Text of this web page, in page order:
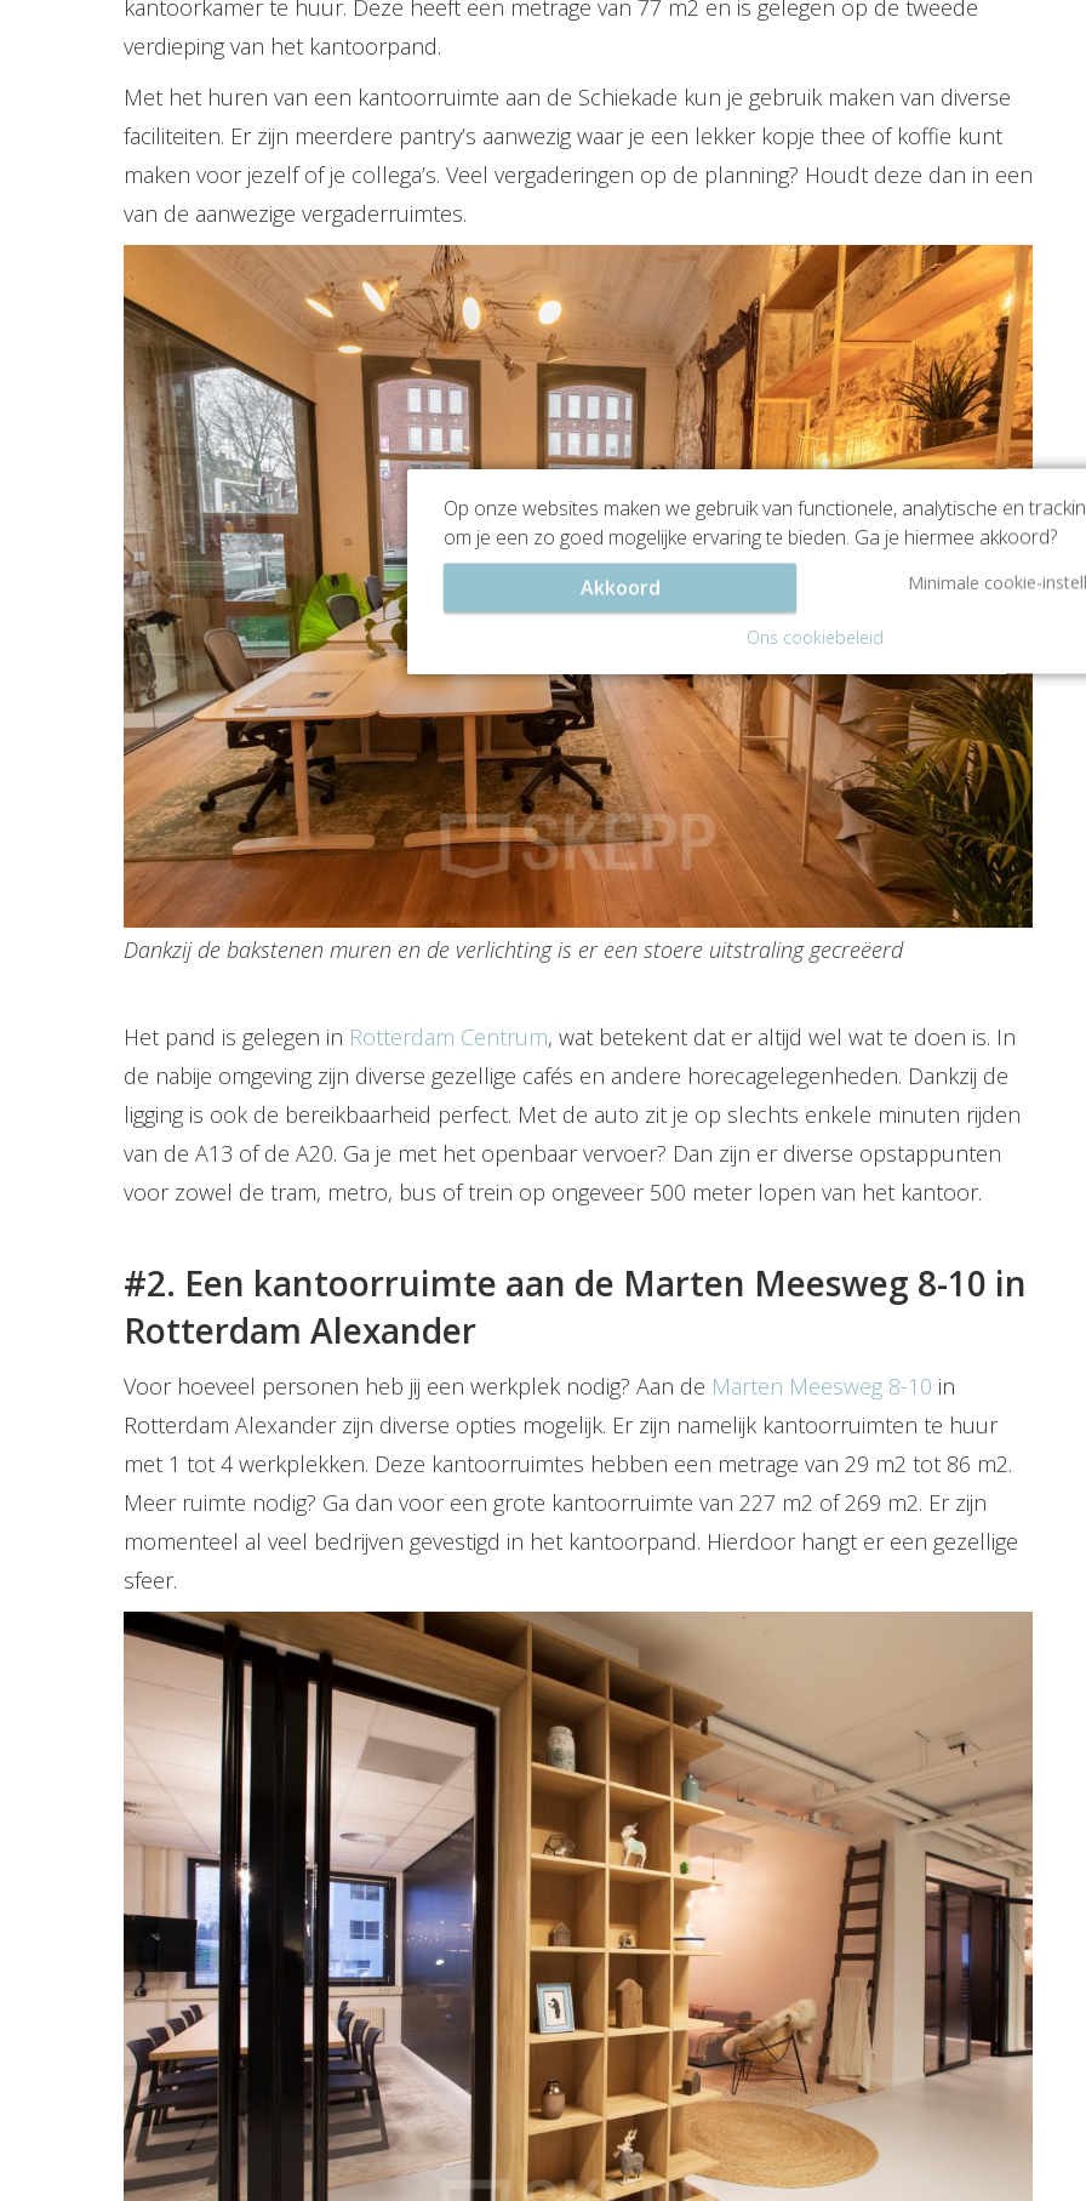
kantoorkamer te huur. Deze heeft een metrage van 77 m2 en is gelegen op de tweede
verdieping van het kantoorpand.
Met het huren van een kantoorruimte aan de Schiekade kun je gebruik maken van diverse
faciliteiten. Er zijn meerdere pantry’s aanwezig waar je een lekker kopje thee of koffie kunt
maken voor jezelf of je collega’s. Veel vergaderingen op de planning? Houdt deze dan in een
van de aanwezige vergaderruimtes.
Dankzij de bakstenen muren en de verlichting is er een stoere uitstraling gecreëerd
Het pand is gelegen in Rotterdam Centrum, wat betekent dat er altijd wel wat te doen is. In
de nabije omgeving zijn diverse gezellige cafés en andere horecagelegenheden. Dankzij de
ligging is ook de bereikbaarheid perfect. Met de auto zit je op slechts enkele minuten rijden
van de A13 of de A20. Ga je met het openbaar vervoer? Dan zijn er diverse opstappunten
voor zowel de tram, metro, bus of trein op ongeveer 500 meter lopen van het kantoor.
#2. Een kantoorruimte aan de Marten Meesweg 8-10 in
Rotterdam Alexander
Voor hoeveel personen heb jij een werkplek nodig? Aan de Marten Meesweg 8-10 in
Rotterdam Alexander zijn diverse opties mogelijk. Er zijn namelijk kantoorruimten te huur
met 1 tot 4 werkplekken. Deze kantoorruimtes hebben een metrage van 29 m2 tot 86 m2.
Meer ruimte nodig? Ga dan voor een grote kantoorruimte van 227 m2 of 269 m2. Er zijn
momenteel al veel bedrijven gevestigd in het kantoorpand. Hierdoor hangt er een gezellige
sfeer.
Op onze websites maken we gebruik van functionele, analytische en
om je een zo goed mogelijke ervaring te bieden. Ga je hiermee akkoord?
Akkoord
Minimale cookie-
Ons cookiebeleid